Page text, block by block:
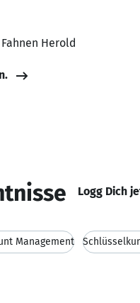
Herold
Logg Dich
Management